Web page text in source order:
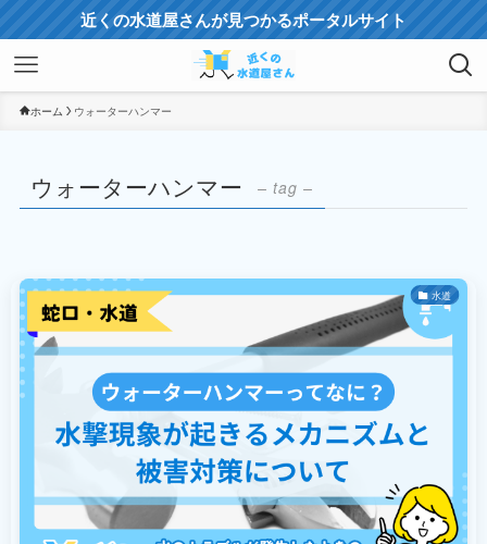
近くの水道屋さんが見つかるポータルサイト
ホーム ウォーターハンマー
ウォーターハンマー – tag –
水道